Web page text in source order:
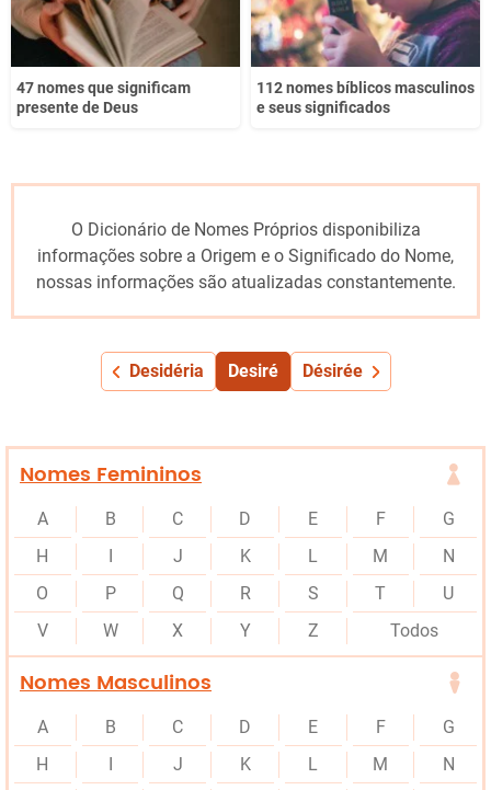
47 nomes que significam
presente de Deus
112 nomes bíblicos masculinos
e seus significados
O Dicionário de Nomes Próprios disponibiliza
informações sobre a Origem e o Significado do Nome,
nossas informações são atualizadas constantemente.
Desidéria Desiré Désirée
Nomes Femininos
A B C D E F
G
H
J K L M
N
O
P Q R S T
U
V
W X Y Z Todos
Nomes Masculinos
A B C D E F
G
H
J K L M
N